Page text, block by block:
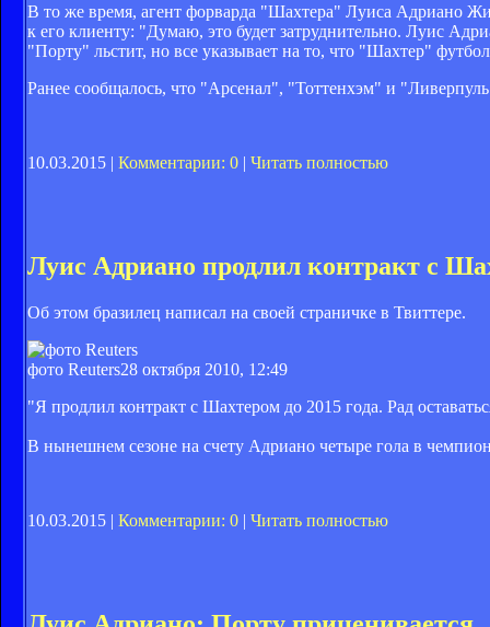
В то же время, агент форварда "Шахтера" Луиса Адриано
к его клиенту: "Думаю, это будет затруднительно. Луис
"Порту" льстит, но все указывает на то, что "Шахтер"
Ранее сообщалось, что "Арсенал", "Тоттенхэм" и
10.03.2015 | Комментарии: 0 | Читать полностью
Луис Адриано продлил контракт с
Об этом бразилец написал на своей страничке в Твиттере.
фото Reuters28 октября 2010, 12:49
"Я продлил контракт с Шахтером до 2015 года. Рад
В нынешнем сезоне на счету Адриано четыре гола в
10.03.2015 | Комментарии: 0 | Читать полностью